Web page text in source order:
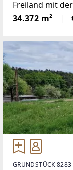
Freiland mit
34.372 m²
GRUNDSTÜCK